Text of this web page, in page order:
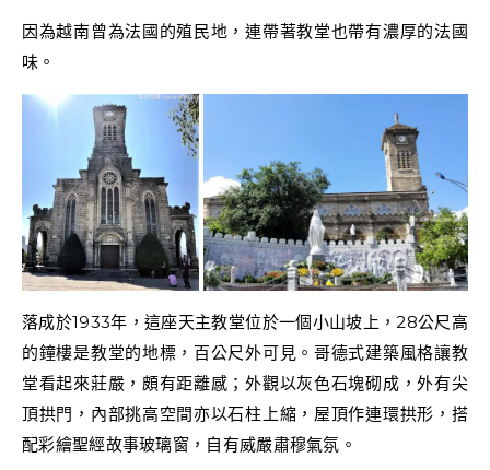
因為越南曾為法國的殖民地，連帶著教堂也帶有濃厚的法國
味。
落成於1933年，這座天主教堂位於一個小山坡上，28公尺高
的鐘樓是教堂的地標，百公尺外可見。哥德式建築風格讓教
堂看起來莊嚴，頗有距離感；外觀以灰色石塊砌成，外有尖
頂拱門，內部挑高空間亦以石柱上縮，屋頂作連環拱形，搭
配彩繪聖經故事玻璃窗，自有威嚴肅穆氣氛。